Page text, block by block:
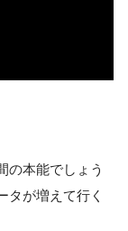
の本能でしょう
タが増えて行く